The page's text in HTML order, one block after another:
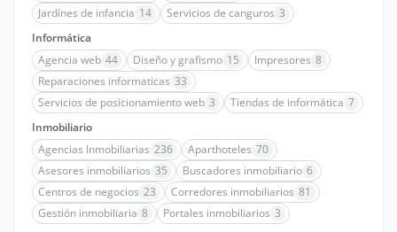
Jardínes de infancia 14 Servicios de canguros 3
Informática
Agencia web 44 Diseño y grafismo 15 Impresores 8
Reparaciones informaticas 33
Servicios de posicionamiento web 3 Tiendas de informática 7
Inmobiliario
Agencias Inmobiliarias 236 Aparthoteles 70
Asesores inmobiliarios 35 Buscadores inmobiliario 6
Centros de negocios 23 Corredores inmobiliarios 81
Gestión inmobiliaria 8 Portales inmobiliarios 3